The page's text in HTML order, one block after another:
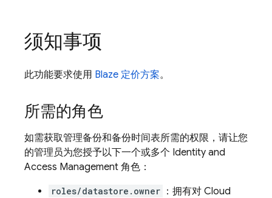
须知事项
此功能要求使用 Blaze 定价方案。
所需的角色
如需获取管理备份和备份时间表所需的权限，请让您
的管理员为您授予以下一个或多个 Identity and
Access Management 角色：
roles/datastore.owner ：拥有对 Cloud